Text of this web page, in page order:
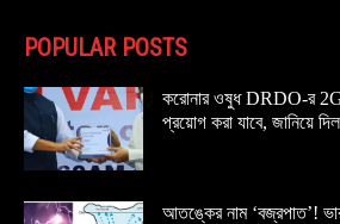
POPULAR POSTS
করোনার ওষুধ DRDO-র 2G
প্রয়োগ করা যাবে, জানিয়ে
আতঙ্কের নাম ‘বজ্রপাত’!